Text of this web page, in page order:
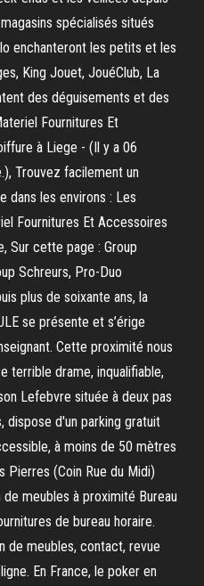
spécialisés situés
enchanteront les petits et les
King Jouet, JouéClub, La
des déguisements et des
Fournitures Et
à Liege - (Il y a 06
Trouvez facilement un
dans les environs : Les
Fournitures Et Accessoires
Sur cette page : Group
Schreurs, Pro-Duo
plus de soixante ans, la
se présente et s’érige
Cette proximité nous
terrible drame, inqualifiable,
Lefebvre située à deux pas
dispose d'un parking gratuit
à moins de 50 mètres
Pierres (Coin Rue du Midi)
meubles à proximité Bureau
de bureau horaire.
de meubles, contact, revue
En France, le poker en